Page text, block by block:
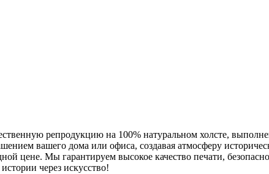
репродукцию на 100% натуральном холсте,
вашего дома или офиса, создавая атмосферу
цене. Мы гарантируем высокое качество печати,
через искусство!